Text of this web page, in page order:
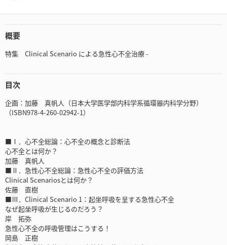
概要
特集 Clinical Scenario による急性心不全治療 -
目次
企画：加藤 真帆人（日本大学医学部内科学系循環器内科学分野）
（ISBN978-4-260-02942-1）
■Ⅰ．心不全総論：心不全の概念と診断法
心不全とは何か？
加藤 真帆人
■Ⅱ．急性心不全総論：急性心不全の評価方法
Clinical Scenariosとは何か？
佐藤 直樹
■Ⅲ．Clinical Scenario 1：起坐呼吸を呈する急性心不全
なぜ起坐呼吸が生じるのだろう？
岸 拓弥
急性心不全の呼吸管理はこうする！
岡島 正樹